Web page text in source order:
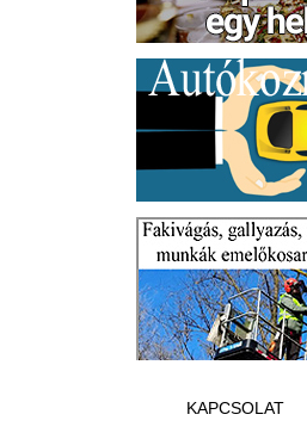
KAPCSOLAT